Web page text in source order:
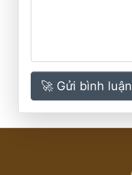
🚀 Gửi bình luận